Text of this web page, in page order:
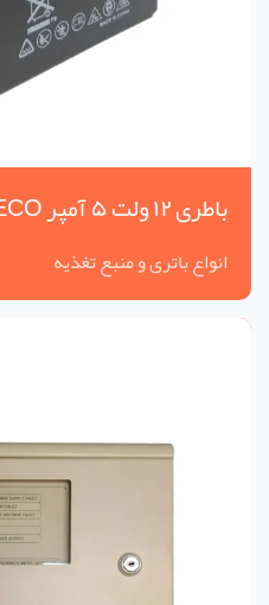
باطری ۱۲ ولت ۵ آمپر POWER ECO
انواع باتری و منبع تغذیه